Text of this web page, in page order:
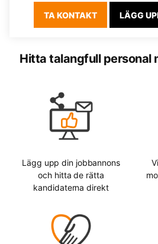
TA KONTAKT LÄGG
Hitta talangfull personal
Lägg upp din jobbannons
och hitta de rätta
kandidaterna direkt